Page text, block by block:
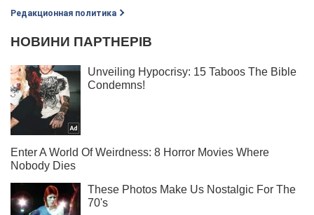
Редакционная политика